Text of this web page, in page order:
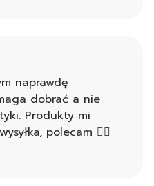
naprawdę
dobrać a nie
Produkty mi
polecam 👍🏻